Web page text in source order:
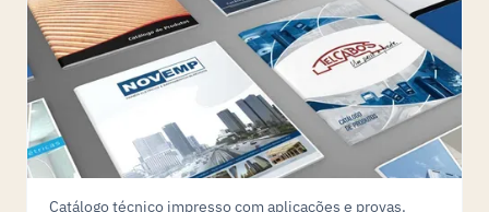
Catálogo técnico impresso com aplicações e provas.